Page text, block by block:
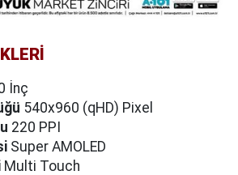
İnç
540x960 (qHD) Pixel
220 PPI
Super AMOLED
Multi Touch